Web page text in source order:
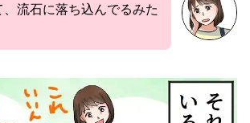
流石に落ち込んでるみた